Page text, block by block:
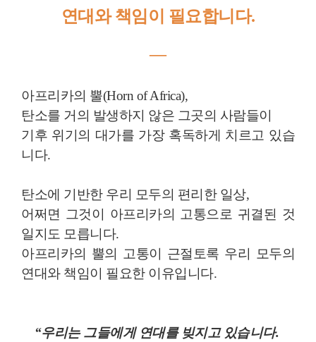
연대와 책임이 필요합니다.
―
아프리카의 뿔(Horn of Africa),
탄소를 거의 발생하지 않은 그곳의 사람들이
기후 위기의 대가를 가장 혹독하게 치르고 있습
니다.
탄소에 기반한 우리 모두의 편리한 일상,
어쩌면 그것이 아프리카의 고통으로 귀결된 것
일지도 모릅니다.
아프리카의 뿔의 고통이 근절토록 우리 모두의
연대와 책임이 필요한 이유입니다.
“우리는 그들에게 연대를 빚지고 있습니다.